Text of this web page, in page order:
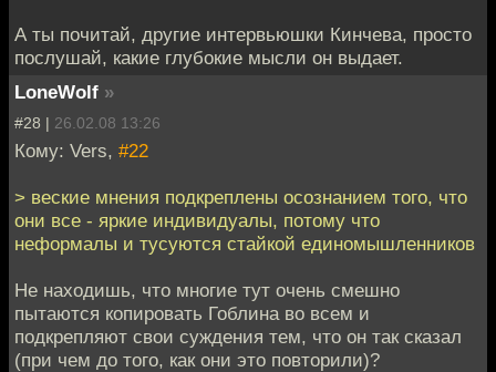
А ты почитай, другие интервьюшки Кинчева, просто
послушай, какие глубокие мысли он выдает.
LoneWolf »
#28 | 26.02.08 13:26
Кому: Vers, #22
> веские мнения подкреплены осознанием того, что
они все - яркие индивидуалы, потому что
неформалы и тусуются стайкой единомышленников
Не находишь, что многие тут очень смешно
пытаются копировать Гоблина во всем и
подкрепляют свои суждения тем, что он так сказал
(при чем до того, как они это повторили)?